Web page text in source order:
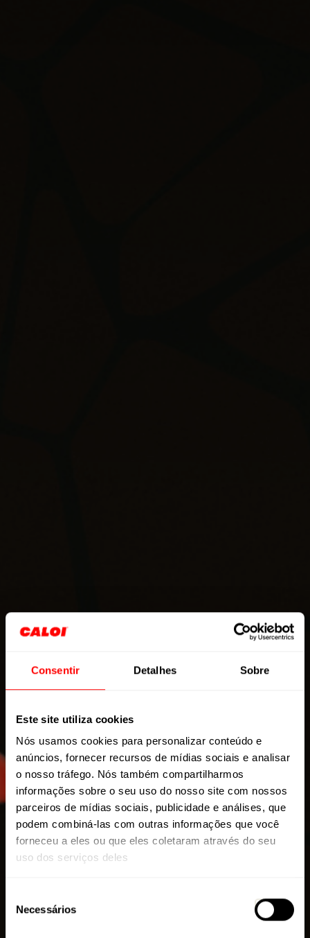
Consentir Detalhes Sobre
Este site utiliza cookies
Nós usamos cookies para personalizar conteúdo e
anúncios, fornecer recursos de mídias sociais e analisar
o nosso tráfego. Nós também compartilharmos
informações sobre o seu uso do nosso site com nossos
parceiros de mídias sociais, publicidade e análises, que
podem combiná-las com outras informações que você
forneceu a eles ou que eles coletaram através do seu
uso dos serviços deles
Necessários
POWER REX 16